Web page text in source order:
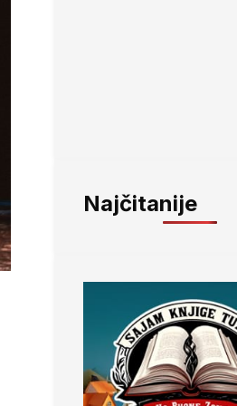
Najčitanije